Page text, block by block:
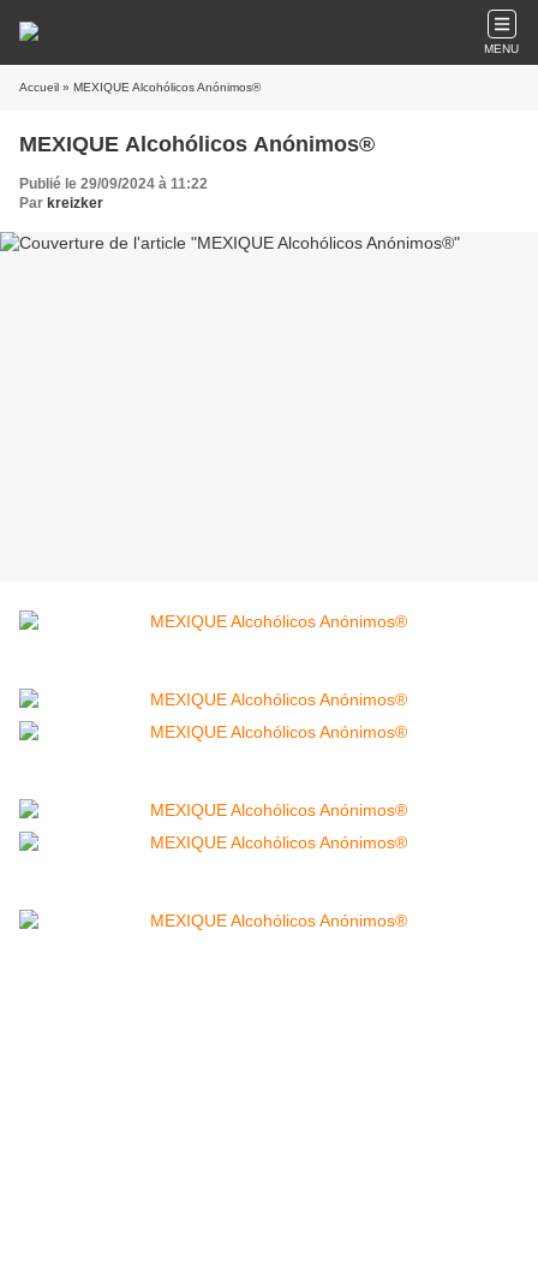
MENU
Accueil » MEXIQUE Alcohólicos Anónimos®
MEXIQUE Alcohólicos Anónimos®
Publié le 29/09/2024 à 11:22
Par kreizker